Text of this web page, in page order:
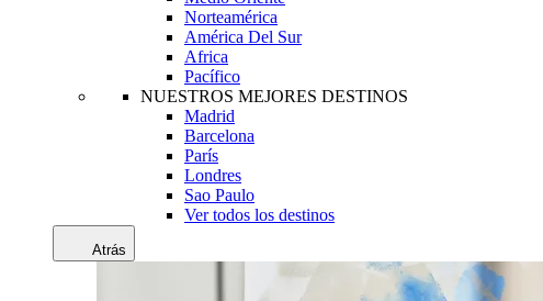
Norteamérica
América Del Sur
Africa
Pacífico
NUESTROS MEJORES DESTINOS
Madrid
Barcelona
París
Londres
Sao Paulo
Ver todos los destinos
Atrás